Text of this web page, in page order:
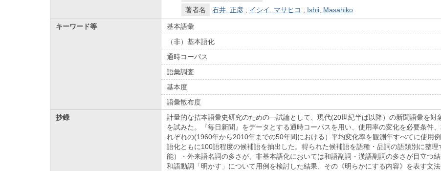
著者名
石井, 正彦 ; イシイ, マサヒコ ; Ishii, Masahiko
キーワード等
基本語彙
（非）基本語化
通時コーパス
語彙調査
基本度
語彙散布度
抄録
計量的な拮本語彙史研究のための一試論として、現代(20世紀半ば以降）の新聞語彙を
を試みた。『毎日新聞』をデータとする通時コーパスを用い、使用率の変化を必要条件
れぞれの(1960年から2010年までの50年間における）平均変化率を観測年すべてに使用
語化ともに100語程度の候補語を抽出した。得られた候補語を語種・品詞の語類別に整
能）・外来語名詞の多さが、非基本語化においては和語副詞・漢語副詞の多さが目立つ
和語動詞「明かす」について用例を検討した結果、その《明らかにする内容》を表す文